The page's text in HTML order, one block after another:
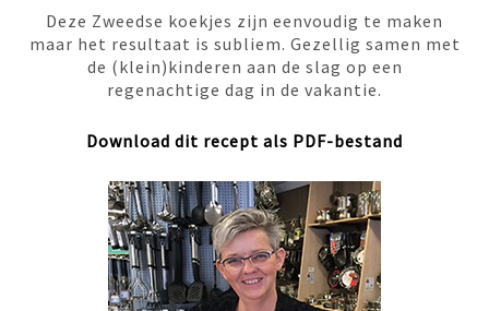
Deze Zweedse koekjes zijn eenvoudig te maken
maar het resultaat is subliem. Gezellig samen met
de (klein)kinderen aan de slag op een
regenachtige dag in de vakantie.
Download dit recept als PDF-bestand